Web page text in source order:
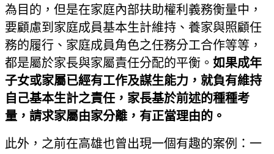
為目的，但是在家庭內部扶助權利義務衡量中，
要顧慮到家庭成員基本生計維持、養家與照顧任
務的履行、家庭成員角色之任務分工合作等等，
都是屬於家長與家屬責任分配的平衡。 如果成年
子女或家屬已經有工作及謀生能力，就負有維持
自己基本生計之責任，家長基於前述的種種考
量，請求家屬由家分離，有正當理由的。
此外，之前在高雄也曾出現一個有趣的案例：一